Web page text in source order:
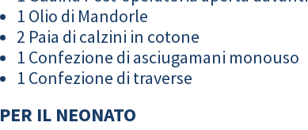
1 Olio di Mandorle
2 Paia di calzini in cotone
1 Confezione di asciugamani monouso
1 Confezione di traverse
PER IL NEONATO